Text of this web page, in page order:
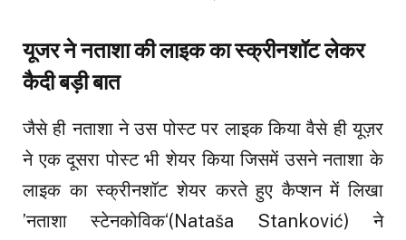
यूजर ने नताशा की लाइक का स्क्रीनशॉट लेकर
कैदी बड़ी बात
जैसे ही नताशा ने उस पोस्ट पर लाइक किया वैसे ही यूज़र
ने एक दूसरा पोस्ट भी शेयर किया जिसमें उसने नताशा के
लाइक का स्क्रीनशॉट शेयर करते हुए कैप्शन में लिखा
’नताशा स्टेनकोविक‘(Nataša Stanković) ने